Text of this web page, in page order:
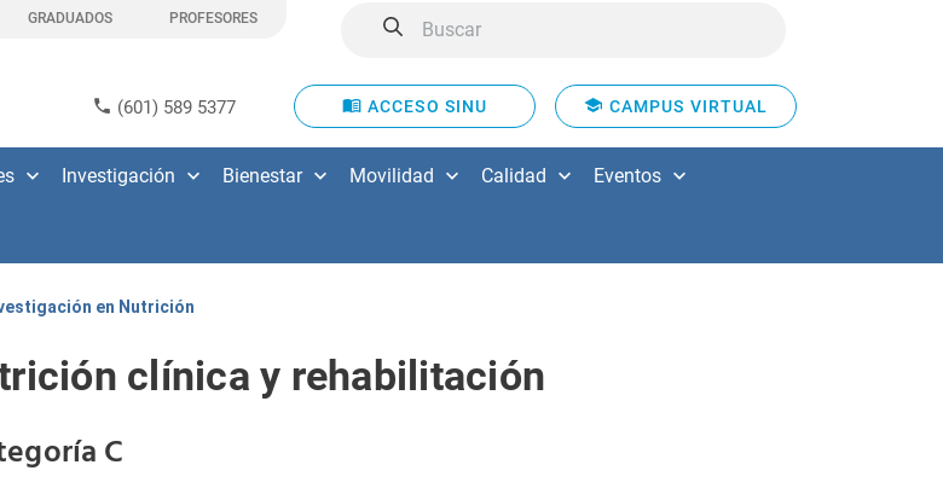
GRADUADOS PROFESORES
(601) 589 5377 ACCESO SINU CAMPUS VIRTUAL
Investigación Bienestar Movilidad Calidad Eventos
en Nutrición
clínica y rehabilitación
C